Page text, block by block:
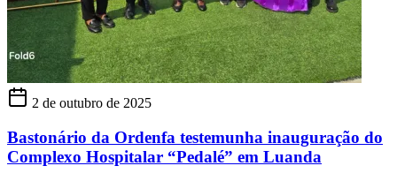
2 de outubro de 2025
Bastonário da Ordenfa testemunha inauguração do
Complexo Hospitalar “Pedalé” em Luanda